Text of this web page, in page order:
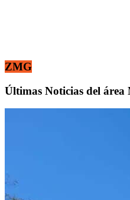
ZMG
Últimas Noticias del